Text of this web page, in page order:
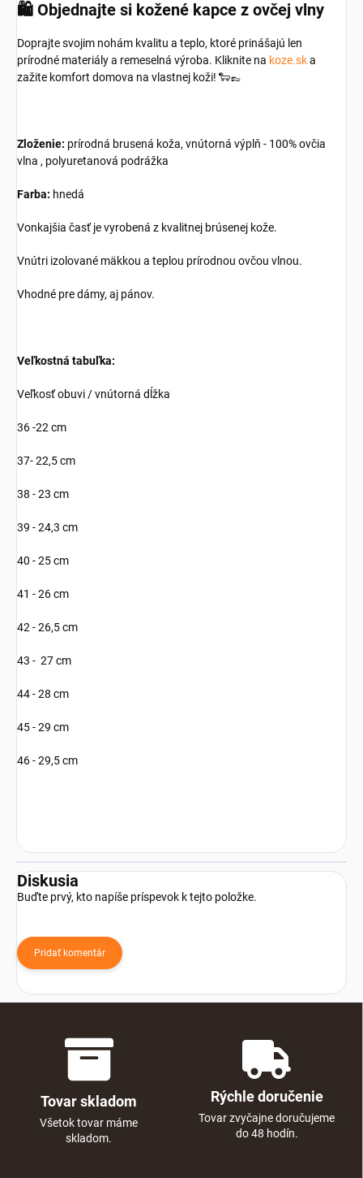
🛍️ Objednajte si kožené kapce z ovčej vlny
Doprajte svojim nohám kvalitu a teplo, ktoré prinášajú len
prírodné materiály a remeselná výroba. Kliknite na koze.ska
zažite komfort domova na vlastnej koži! 🐑👞
Zloženie: prírodná brusená koža, vnútorná výplň - 100% ovčia
vlna , polyuretanová podrážka
Farba: hnedá
Vonkajšia časť je vyrobená z kvalitnej brúsenej kože.
Vnútri izolované mäkkou a teplou prírodnou ovčou vlnou.
Vhodné pre dámy, aj pánov.
Veľkostná tabuľka:
Veľkosť obuvi / vnútorná dĺžka
36 -22 cm
37- 22,5 cm
38 - 23 cm
39 - 24,3 cm
40 - 25 cm
41 - 26 cm
42 - 26,5 cm
43 - 27 cm
44 - 28 cm
45 - 29 cm
46 - 29,5 cm
Diskusia
Buďte prvý, kto napíše príspevok k tejto položke.
Pridať komentár
Tovar skladom
Všetok tovar máme
skladom.
Rýchle doručenie
Tovar zvyčajne doručujeme
do 48 hodín.